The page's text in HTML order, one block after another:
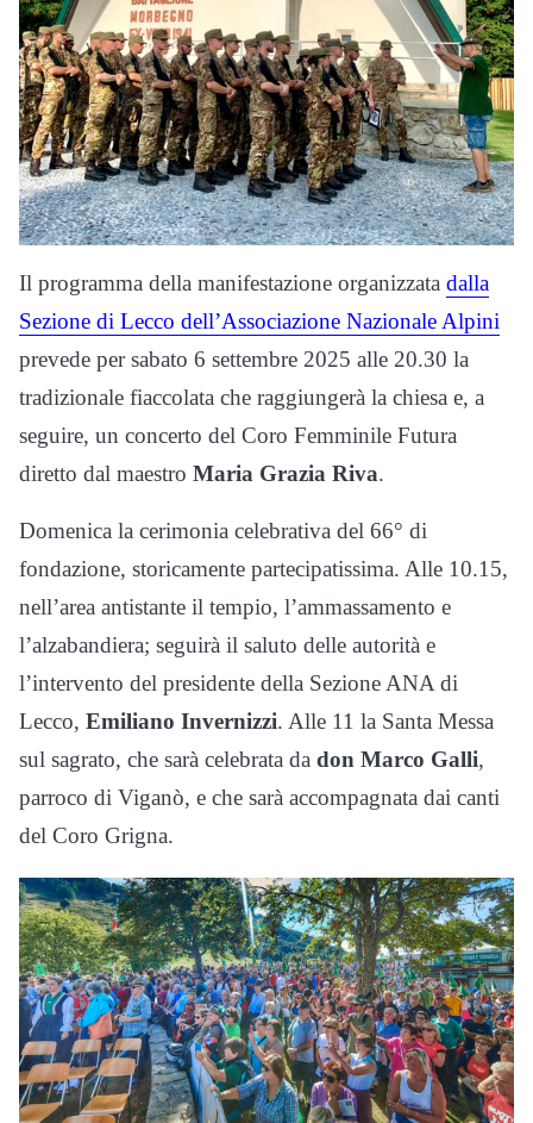
Il programma della manifestazione organizzata dalla
Sezione di Lecco dell’Associazione Nazionale Alpini
prevede per sabato 6 settembre 2025 alle 20.30 la
tradizionale fiaccolata che raggiungerà la chiesa e, a
seguire, un concerto del Coro Femminile Futura
diretto dal maestro Maria Grazia Riva.
Domenica la cerimonia celebrativa del 66° di
fondazione, storicamente partecipatissima. Alle 10.15,
nell’area antistante il tempio, l’ammassamento e
l’alzabandiera; seguirà il saluto delle autorità e
l’intervento del presidente della Sezione ANA di
Lecco, Emiliano Invernizzi. Alle 11 la Santa Messa
sul sagrato, che sarà celebrata da don Marco Galli,
parroco di Viganò, e che sarà accompagnata dai canti
del Coro Grigna.